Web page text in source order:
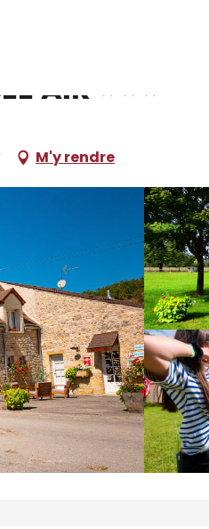
Air
M'y rendre